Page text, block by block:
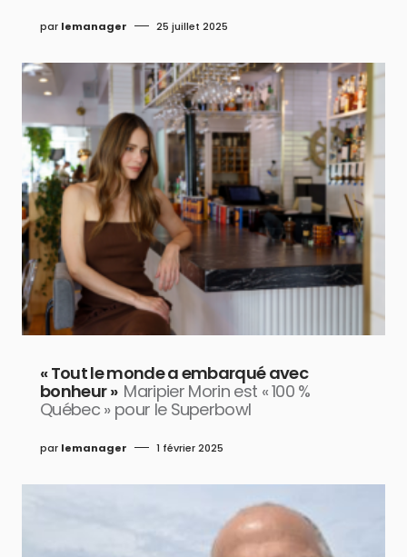
par lemanager 25 juillet 2025
« Tout le monde a embarqué avec
bonheur » Maripier Morin est « 100 %
Québec » pour le Superbowl
par lemanager 1 février 2025